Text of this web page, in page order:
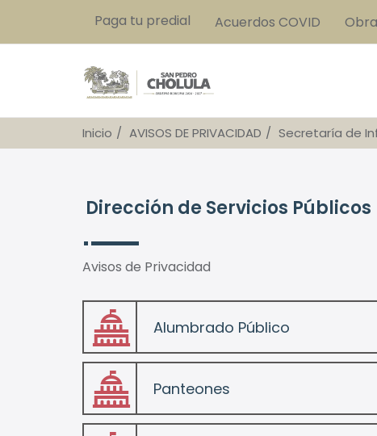
Paga tu predial Acuerdos COVID
Inicio AVISOS DE PRIVACIDAD Secretaría de
Dirección de Servicios Públicos
Avisos de Privacidad
folder
Alumbrado Público
folder
Panteones